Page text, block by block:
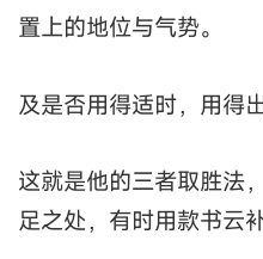
置上的地位与气势。
及是否用得适时，用得
这就是他的三者取胜法
足之处，有时用款书云